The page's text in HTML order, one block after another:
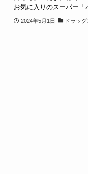
お気に入りのスーパー「
2024年5月1日 ドラッ